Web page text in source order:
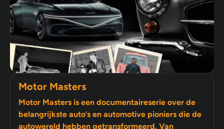
Motor Masters
Motor Masters is een documentaireserie over de
belangrijkste auto’s en automotive pioniers die de
autowereld hebben getransformeerd. Van